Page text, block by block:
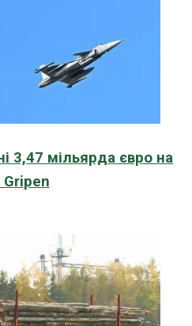
3,47 мільярда євро на